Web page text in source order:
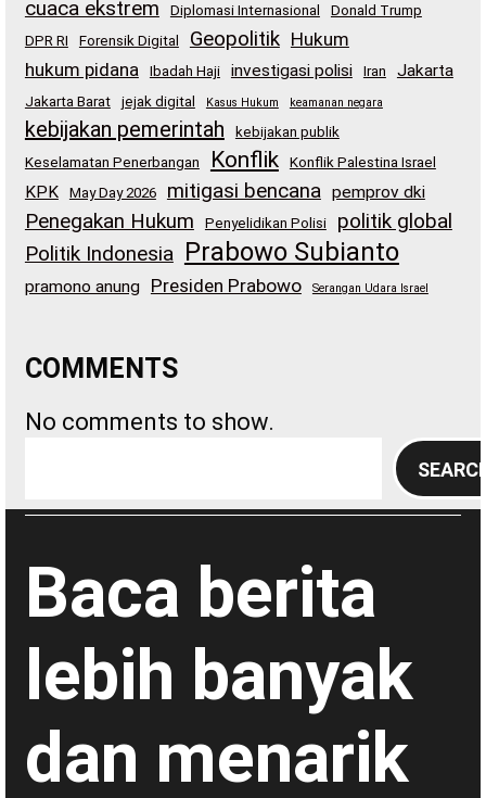
cuaca ekstrem Diplomasi Internasional
Donald Trump
DPR RI
Forensik Digital Geopolitik Hukum
hukum pidana
Ibadah Haji investigasi polisi Iran Jakarta
Jakarta Barat jejak digital Kasus Hukum keamanan negara
kebijakan pemerintah
kebijakan publik
Keselamatan Penerbangan
Konflik Konflik Palestina Israel
KPK May Day 2026 mitigasi bencana pemprov dki
Penegakan Hukum Penyelidikan Polisi
politik global
Politik Indonesia Prabowo Subianto
pramono anung Presiden Prabowo Serangan Udara Israel
COMMENTS
No comments to show.
a
c
Baca berita
lebih banyak
dan menarik